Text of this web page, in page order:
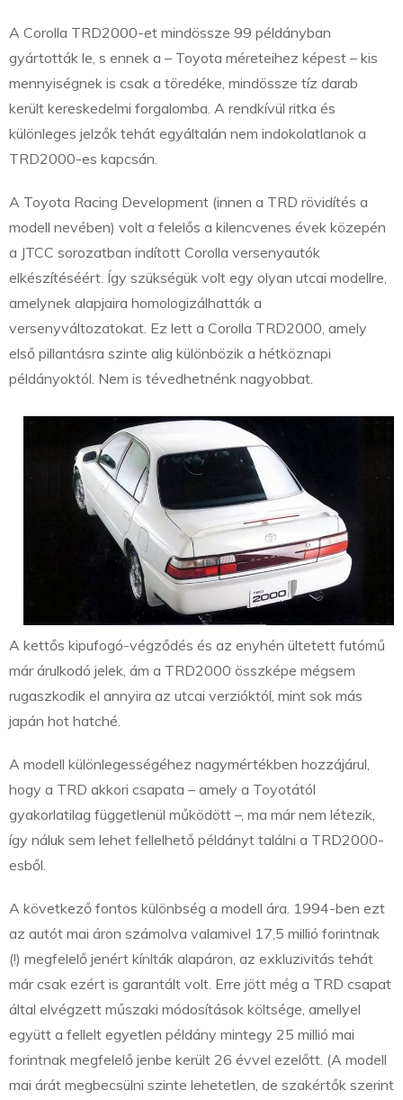
A Corolla TRD2000-et mindössze 99 példányban
gyártották le, s ennek a – Toyota méreteihez képest – kis
mennyiségnek is csak a töredéke, mindössze tíz darab
került kereskedelmi forgalomba. A rendkívül ritka és
különleges jelzők tehát egyáltalán nem indokolatlanok a
TRD2000-es kapcsán.
A Toyota Racing Development (innen a TRD rövidítés a
modell nevében) volt a felelős a kilencvenes évek közepén
a JTCC sorozatban indított Corolla versenyautók
elkészítéséért. Így szükségük volt egy olyan utcai modellre,
amelynek alapjaira homologizálhatták a
versenyváltozatokat. Ez lett a Corolla TRD2000, amely
első pillantásra szinte alig különbözik a hétköznapi
példányoktól. Nem is tévedhetnénk nagyobbat.
A kettős kipufogó-végződés és az enyhén ültetett futómű
már árulkodó jelek, ám a TRD2000 összképe mégsem
rugaszkodik el annyira az utcai verzióktól, mint sok más
japán hot hatché.
A modell különlegességéhez nagymértékben hozzájárul,
hogy a TRD akkori csapata – amely a Toyotától
gyakorlatilag függetlenül működött –, ma már nem létezik,
így náluk sem lehet fellelhető példányt találni a TRD2000-
esből.
A következő fontos különbség a modell ára. 1994-ben ezt
az autót mai áron számolva valamivel 17,5 millió forintnak
(!) megfelelő jenért kínlták alapáron, az exkluzivitás tehát
már csak ezért is garantált volt. Erre jött még a TRD csapat
által elvégzett műszaki módosítások költsége, amellyel
együtt a fellelt egyetlen példány mintegy 25 millió mai
forintnak megfelelő jenbe került 26 évvel ezelőtt. (A modell
mai árát megbecsülni szinte lehetetlen, de szakértők szerint